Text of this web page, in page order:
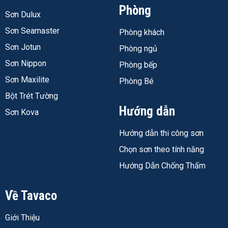
Muốn thi công an toàn hơn do sản phẩm không dễ
cháy, không có mùi dung môi nồng.
Chấp nhận thời gian chờ khô đủ dài để đảm bảo chất
lượng, không cần đưa vào sử dụng ngay trong ngày.
Không nên dùng khi:
Cần đưa sàn vào sử dụng ngay trong vài giờ – theo
TDS, khô cứng dưới 8 giờ nhưng khô hoàn toàn phải
Đội thi công không quen làm việc với hỗn hợp có hạn
sử dụng ngắn – hỗn hợp sau khi pha chỉ dùng được
khoảng 60 phút ở 30°C, cần thi công nhanh và có kế
Bề mặt bê tông còn ẩm cao hoặc chưa xử lý độ ẩm –
TDS nêu rõ độ ẩm cao là nguyên nhân phổ biến gây
phồng rộp, đổi màu màng sơn.
Sơn Dulux
Sơn Seamaster
Sơn Jotun
Sơn Nippon
Sơn Maxilite
Bột Trét Tường
Sơn Kova
Phòng
Phòng khách
Phòng ngủ
Phòng bếp
Phòng Bé
Hướng dẫn
Hướng dẫn thi công sơn
Chọn sơn theo tính năng
Hướng Dẫn Chống Thấm
Về Tavaco
Giới Thiệu